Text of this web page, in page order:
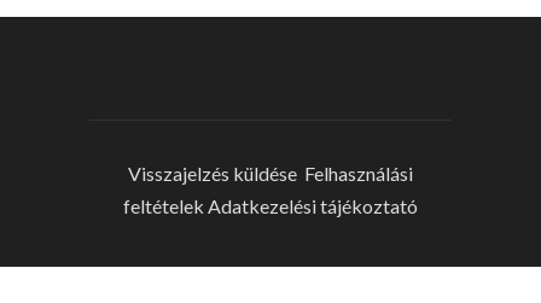
Visszajelzés küldése Felhasználási
feltételek Adatkezelési tájékoztató